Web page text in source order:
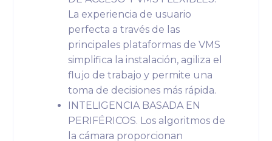
La experiencia de usuario
perfecta a través de las
principales plataformas de VMS
simplifica la instalación, agiliza el
flujo de trabajo y permite una
toma de decisiones más rápida.
INTELIGENCIA BASADA EN
PERIFÉRICOS. Los algoritmos de
la cámara proporcionan